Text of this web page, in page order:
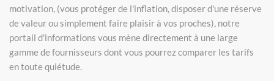
motivation, (vous protéger de l'inflation, disposer d'une réserve
de valeur ou simplement faire plaisir à vos proches), notre
portail d'informations vous mène directement à une large
gamme de fournisseurs dont vous pourrez comparer les tarifs
en toute quiétude.